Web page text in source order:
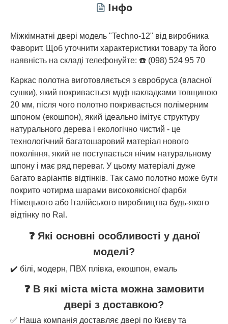
Інфо
Міжкімнатні двері модель "Techno-12" від виробника
Фаворит. Щоб уточнити характеристики товару та його
наявність на складі телефонуйте: ☎️ (098) 524 95 70
Каркас полотна виготовляється з євробруса (власної
сушки), який покривається мдф накладками товщиною
20 мм, після чого полотно покривається полімерним
шпоном (екошпон), який ідеально імітує структуру
натурального дерева і екологічно чистий - це
технологічний багатошаровий матеріал нового
покоління, який не поступається нічим натуральному
шпону і має ряд переваг. У цьому матеріалі дуже
багато варіантів відтінків. Так само полотно може бути
покрито чотирма шарами високоякісної фарби
Німецького або Італійського виробництва будь-якого
відтінку по Ral.
❓ Які основні особливості у даної
моделі?
✔️ білі, модерн, ПВХ плівка, екошпон, емаль
❓ В які міста міста можна замовити
двері з доставкою?
✅ Наша компанія доставляє двері по Києву та